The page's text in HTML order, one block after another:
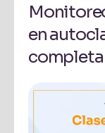
en
completa